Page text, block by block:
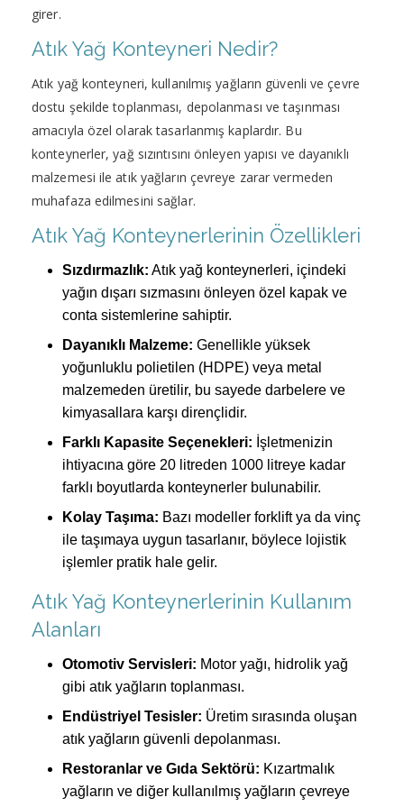
girer.
Atık Yağ Konteyneri Nedir?
Atık yağ konteyneri, kullanılmış yağların güvenli ve çevre
dostu şekilde toplanması, depolanması ve taşınması
amacıyla özel olarak tasarlanmış kaplardır. Bu
konteynerler, yağ sızıntısını önleyen yapısı ve dayanıklı
malzemesi ile atık yağların çevreye zarar vermeden
muhafaza edilmesini sağlar.
Atık Yağ Konteynerlerinin Özellikleri
Sızdırmazlık: Atık yağ konteynerleri, içindeki
yağın dışarı sızmasını önleyen özel kapak ve
conta sistemlerine sahiptir.
Dayanıklı Malzeme: Genellikle yüksek
yoğunluklu polietilen (HDPE) veya metal
malzemeden üretilir, bu sayede darbelere ve
kimyasallara karşı dirençlidir.
Farklı Kapasite Seçenekleri: İşletmenizin
ihtiyacına göre 20 litreden 1000 litreye kadar
farklı boyutlarda konteynerler bulunabilir.
Kolay Taşıma: Bazı modeller forklift ya da vinç
ile taşımaya uygun tasarlanır, böylece lojistik
işlemler pratik hale gelir.
Atık Yağ Konteynerlerinin Kullanım
Alanları
Otomotiv Servisleri: Motor yağı, hidrolik yağ
gibi atık yağların toplanması.
Endüstriyel Tesisler: Üretim sırasında oluşan
atık yağların güvenli depolanması.
Restoranlar ve Gıda Sektörü: Kızartmalık
yağların ve diğer kullanılmış yağların çevreye